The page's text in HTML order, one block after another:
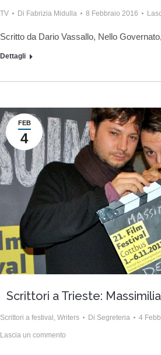
TV Di Fabrizia Midulla 8 Febbraio 2016
Scritto da Dario Vassallo, Nello
Dettagli
FEB
4
Scrittori a Trieste:
Scrittori a festival, Writers Di Segreteria 4
Lascia un commento